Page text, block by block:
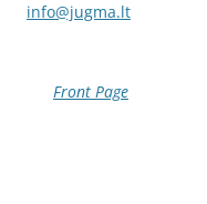
info@jugma.lt
Front Page